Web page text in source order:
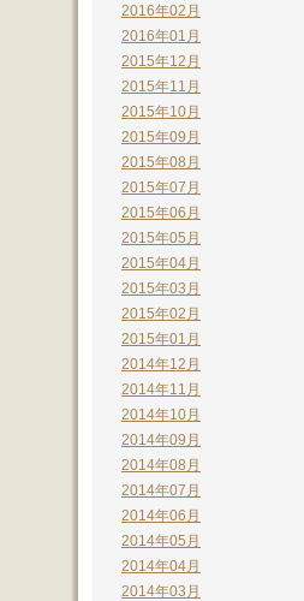
2016年02月
2016年01月
2015年12月
2015年11月
2015年10月
2015年09月
2015年08月
2015年07月
2015年06月
2015年05月
2015年04月
2015年03月
2015年02月
2015年01月
2014年12月
2014年11月
2014年10月
2014年09月
2014年08月
2014年07月
2014年06月
2014年05月
2014年04月
2014年03月